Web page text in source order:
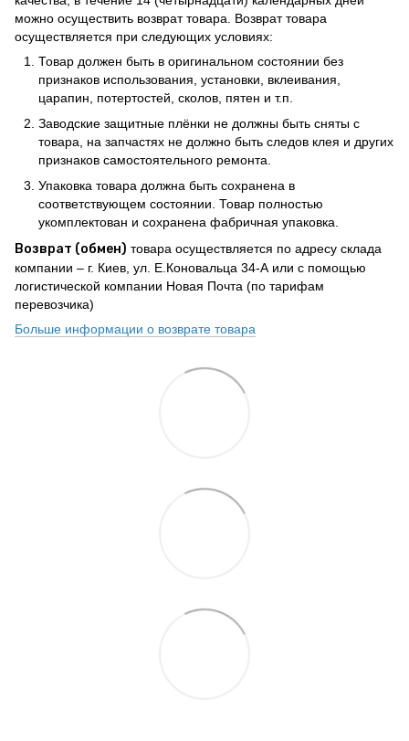
можно осуществить возврат товара. Возврат товара
осуществляется при следующих условиях:
Товар должен быть в оригинальном состоянии без
признаков использования, установки, вклеивания,
царапин, потертостей, сколов, пятен и т.п.
Заводские защитные плёнки не должны быть сняты с
товара, на запчастях не должно быть следов клея и других
признаков самостоятельного ремонта.
Упаковка товара должна быть сохранена в
соответствующем состоянии. Товар полностью
укомплектован и сохранена фабричная упаковка.
Возврат (обмен) товара осуществляется по адресу склада
компании – г. Киев, ул. Е.Коновальца 34-А или с помощью
логистической компании Новая Почта (по тарифам
перевозчика)
Больше информации о возврате товара